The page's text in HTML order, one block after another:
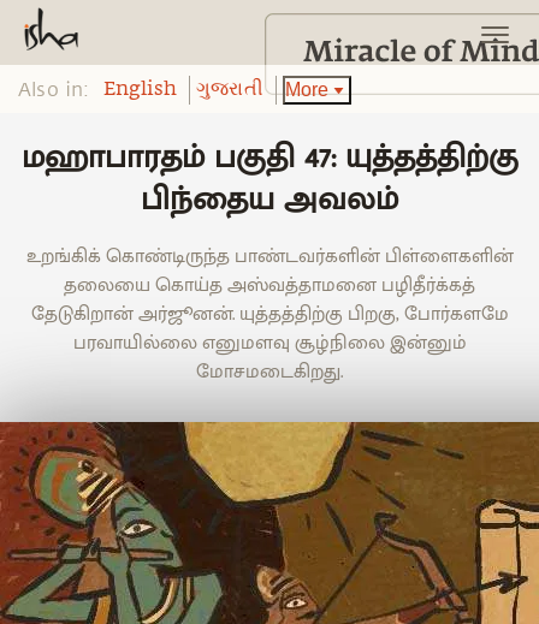
Also in: English ગુજરાતી More
மஹாபாரதம் பகுதி 47: யுத்தத்திற்கு
பிந்தைய அவலம்
உறங்கிக் கொண்டிருந்த பாண்டவர்களின் பிள்ளைகளின்
தலையை கொய்த அஸ்வத்தாமனை பழிதீர்க்கத்
தேடுகிறான் அர்ஜூனன். யுத்தத்திற்கு பிறகு, போர்களமே
பரவாயில்லை எனுமளவு சூழ்நிலை இன்னும்
மோசமடைகிறது.